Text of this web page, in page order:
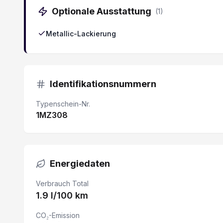
LED Tagfahrlicht
Beifahrersitz 4-fach elektrisch verstellbar
2 USB-Anschlüsse
Sitzheizung vorne
Lichtsensor
Rückfahr-Querverkehrswarner
Optionale Ausstattung (1)
Metallic-Lackierung
Identifikationsnummern
Typenschein-Nr.
1MZ308
Energiedaten
Verbrauch Total
1.9 l/100 km
CO₂-Emission